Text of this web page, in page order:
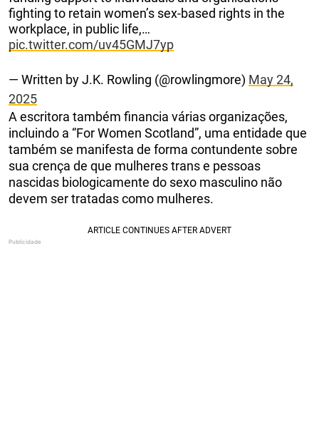
fighting to retain women’s sex-based rights in the
workplace, in public life,…
pic.twitter.com/uv45GMJ7yp
— Written by J.K. Rowling (@rowlingmore) May 24,
2025
A escritora também financia várias organizações,
incluindo a “For Women Scotland”, uma entidade que
também se manifesta de forma contundente sobre
sua crença de que mulheres trans e pessoas
nascidas biologicamente do sexo masculino não
devem ser tratadas como mulheres.